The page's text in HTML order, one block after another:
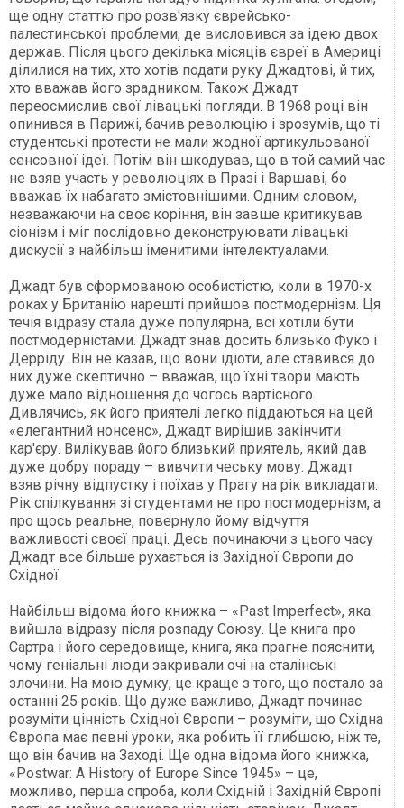
ще одну статтю про розв'язку єврейсько-
палестинської проблеми, де висловився за ідею двох
держав. Після цього декілька місяців євреї в Америці
ділилися на тих, хто хотів подати руку Джадтові, й тих,
хто вважав його зрадником. Також Джадт
переосмислив свої лівацькі погляди. В 1968 році він
опинився в Парижі, бачив революцію і зрозумів, що ті
студентські протести не мали жодної артикульованої
сенсовної ідеї. Потім він шкодував, що в той самий час
не взяв участь у революціях в Празі і Варшаві, бо
вважав їх набагато змістовнішими. Одним словом,
незважаючи на своє коріння, він завше критикував
сіонізм і міг послідовно деконструювати лівацькі
дискусії з найбільш іменитими інтелектуалами.
Джадт був сформованою особистістю, коли в 1970-х
роках у Британію нарешті прийшов постмодернізм. Ця
течія відразу стала дуже популярна, всі хотіли бути
постмодерністами. Джадт знав досить близько Фуко і
Дерріду. Він не казав, що вони ідіоти, але ставився до
них дуже скептично – вважав, що їхні твори мають
дуже мало відношення до чогось вартісного.
Дивлячись, як його приятелі легко піддаються на цей
«елегантний нонсенс», Джадт вирішив закінчити
кар'єру. Вилікував його близький приятель, який дав
дуже добру пораду – вивчити чеську мову. Джадт
взяв річну відпустку і поїхав у Прагу на рік викладати.
Рік спілкування зі студентами не про постмодернізм, а
про щось реальне, повернуло йому відчуття
важливості своєї праці. Десь починаючи з цього часу
Джадт все більше рухається із Західної Європи до
Східної.
Найбільш відома його книжка – «Past Imperfect», яка
вийшла відразу після розпаду Союзу. Це книга про
Сартра і його середовище, книга, яка прагне пояснити,
чому геніальні люди закривали очі на сталінські
злочини. На мою думку, це краще з того, що постало за
останні 25 років. Що дуже важливо, Джадт починає
розуміти цінність Східної Європи – розуміти, що Східна
Європа має певні уроки, яка робить її глибшою, ніж те,
що він бачив на Заході. Ще одна відома його книжка,
«Postwar: A History of Europe Since 1945» – це,
можливо, перша спроба, коли Східній і Західній Європі